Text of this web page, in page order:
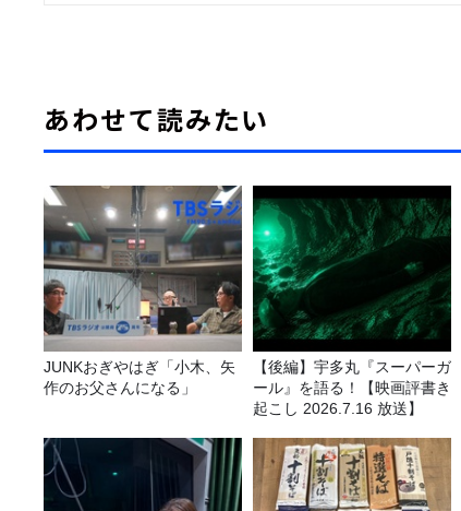
あわせて読みたい
JUNKおぎやはぎ「小木、矢
作のお父さんになる」
【後編】宇多丸『スーパーガ
ール』を語る！【映画評書き
起こし 2026.7.16 放送】